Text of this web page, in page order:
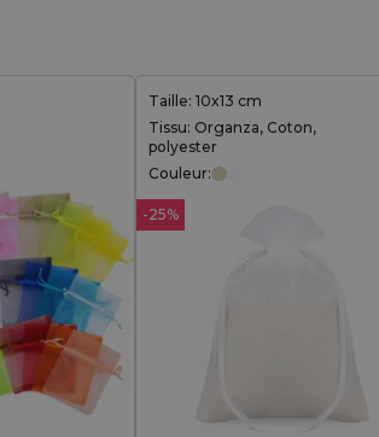
Taille: 10x13 cm
Tissu: Organza, Coton,
polyester
Couleur:
-25%